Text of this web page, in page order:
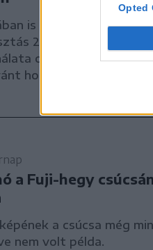
Opted
is jelentősen
2024-ben, amit
okozott. Az extrém
hozzájárult a
a Fuji-hegy
a csúcsa még
nem volt példa.